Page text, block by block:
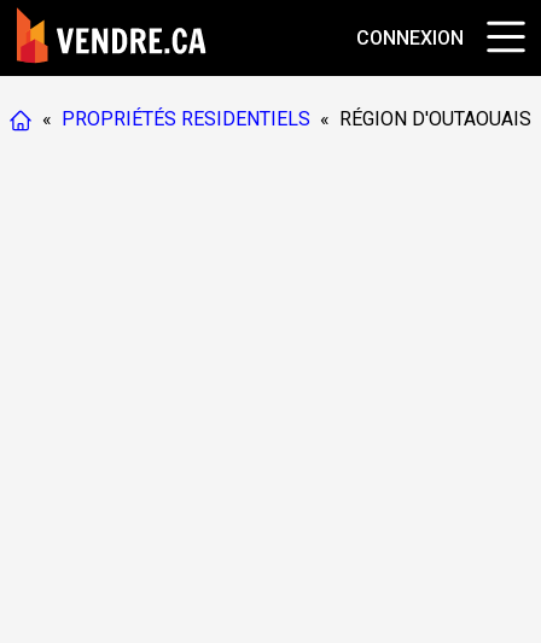
CONNEXION
« PROPRIÉTÉS RESIDENTIELS « RÉGION D'OUTAOUAIS